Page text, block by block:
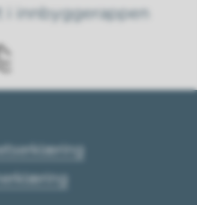
innbyggerappen